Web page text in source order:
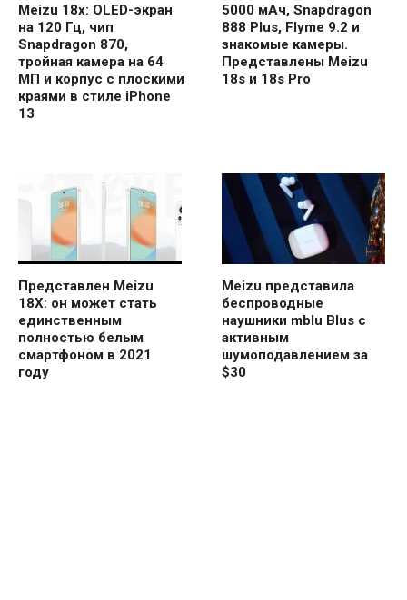
Meizu 18x: OLED-экран
на 120 Гц, чип
Snapdragon 870,
тройная камера на 64
МП и корпус с плоскими
краями в стиле iPhone
13
5000 мАч, Snapdragon
888 Plus, Flyme 9.2 и
знакомые камеры.
Представлены Meizu
18s и 18s Pro
Представлен Meizu
18X: он может стать
единственным
полностью белым
смартфоном в 2021
году
Meizu представила
беспроводные
наушники mblu Blus с
активным
шумоподавлением за
$30